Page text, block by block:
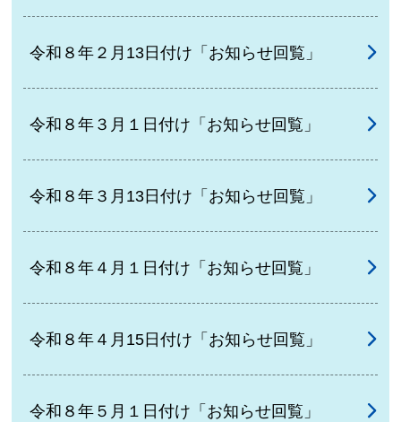
令和８年２月13日付け「お知らせ回覧」
令和８年３月１日付け「お知らせ回覧」
令和８年３月13日付け「お知らせ回覧」
令和８年４月１日付け「お知らせ回覧」
令和８年４月15日付け「お知らせ回覧」
令和８年５月１日付け「お知らせ回覧」